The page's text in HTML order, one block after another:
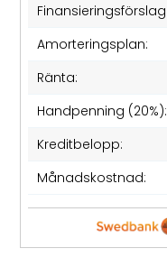
Finansieringsförslag
Amorteringsplan:
Ränta:
Handpenning (20%):
Kreditbelopp:
Månadskostnad: